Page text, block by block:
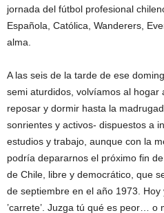
jornada del fútbol profesional
Española, Católica, Wanderers,
alma.
A las seis de la tarde de ese
semi aturdidos, volvíamos al hogar
reposar y dormir hasta la
sonrientes y activos- dispuestos a
estudios y trabajo, aunque con la
podría depararnos el próximo fin
de Chile, libre y democrático, que
de septiembre en el año 1973.
’carrete’. Juzga tú qué es peor… o